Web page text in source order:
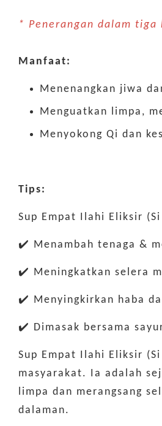
* Penerangan dalam
Manfaat:
Menenangkan jiwa
Menguatkan limpa,
Menyokong Qi dan
Tips:
Sup Empat Ilahi Eliksir
✔️ Menambah tenaga &
✔️ Meningkatkan selera
✔️ Menyingkirkan haba
✔️ Dimasak bersama
Sup Empat Ilahi Eliksir
masyarakat. Ia adalah
limpa dan merangsang
dalaman.